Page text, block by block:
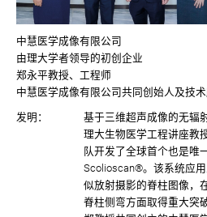
中慧医学成像有限公司
由理大学者领导的初创企业
郑永平教授、工程师
中慧医学成像有限公司共同创始人及技术
发明：
基于三维超声成像的无辐
理大生物医学工程讲座教
队开发了全球首个也是唯
Scolioscan®。该系统应
似放射摄影的脊柱图像，
脊柱侧弯方面取得重大突